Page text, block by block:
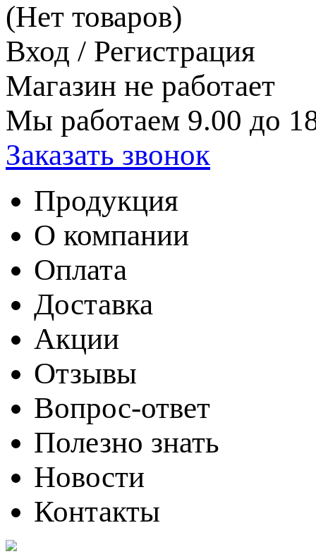
(Нет товаров)
Вход / Регистрация
Магазин не работает
Мы работаем 9.00 до
Заказать звонок
Продукция
О компании
Оплата
Доставка
Акции
Отзывы
Вопрос-ответ
Полезно знать
Новости
Контакты